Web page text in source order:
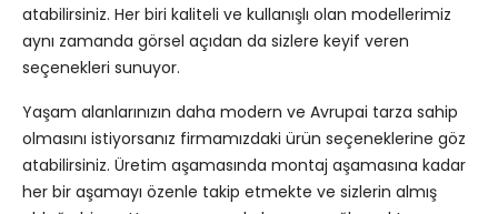
atabilirsiniz. Her biri kaliteli ve kullanışlı olan modellerimiz
aynı zamanda görsel açıdan da sizlere keyif veren
seçenekleri sunuyor.
Yaşam alanlarınızın daha modern ve Avrupai tarza sahip
olmasını istiyorsanız firmamızdaki ürün seçeneklerine göz
atabilirsiniz. Üretim aşamasında montaj aşamasına kadar
her bir aşamayı özenle takip etmekte ve sizlerin almış